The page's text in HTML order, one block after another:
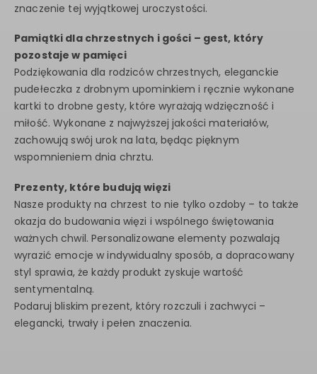
znaczenie tej wyjątkowej uroczystości.
Pamiątki dla chrzestnych i gości – gest, który
pozostaje w pamięci
Podziękowania dla rodziców chrzestnych, eleganckie
pudełeczka z drobnym upominkiem i ręcznie wykonane
kartki to drobne gesty, które wyrażają wdzięczność i
miłość. Wykonane z najwyższej jakości materiałów,
zachowują swój urok na lata, będąc pięknym
wspomnieniem dnia chrztu.
Prezenty, które budują więzi
Nasze produkty na chrzest to nie tylko ozdoby – to także
okazja do budowania więzi i wspólnego świętowania
ważnych chwil. Personalizowane elementy pozwalają
wyrazić emocje w indywidualny sposób, a dopracowany
styl sprawia, że każdy produkt zyskuje wartość
sentymentalną.
Podaruj bliskim prezent, który rozczuli i zachwyci –
elegancki, trwały i pełen znaczenia.